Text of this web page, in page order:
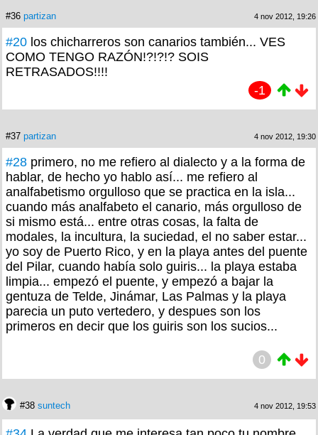
#36 partizan 4 nov 2012, 19:26
#20 los chicharreros son canarios también... VES
COMO TENGO RAZÓN!?!?!? SOIS
RETRASADOS!!!!
-1
#37 partizan 4 nov 2012, 19:30
#28 primero, no me refiero al dialecto y a la forma de
hablar, de hecho yo hablo así... me refiero al
analfabetismo orgulloso que se practica en la isla...
cuando más analfabeto el canario, más orgulloso de
si mismo está... entre otras cosas, la falta de
modales, la incultura, la suciedad, el no saber estar...
yo soy de Puerto Rico, y en la playa antes del puente
del Pilar, cuando había solo guiris... la playa estaba
limpia... empezó el puente, y empezó a bajar la
gentuza de Telde, Jinámar, Las Palmas y la playa
parecia un puto vertedero, y despues son los
primeros en decir que los guiris son los sucios...
0
#38 suntech 4 nov 2012, 19:53